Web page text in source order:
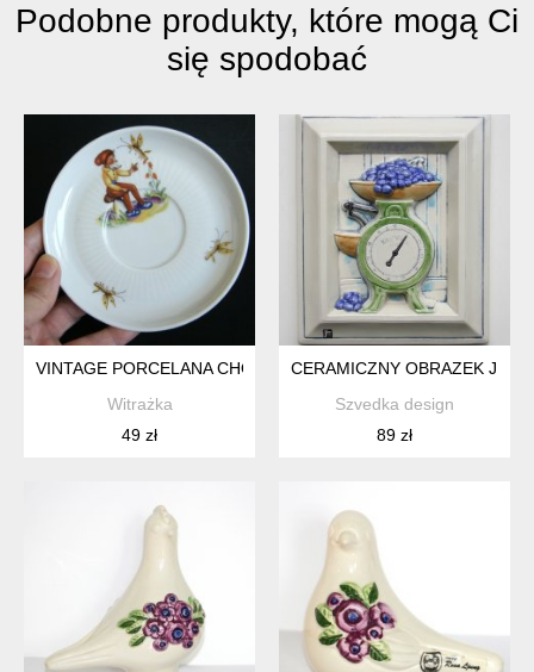
Podobne produkty, które mogą Ci
się spodobać
VINTAGE PORCELANA CHODZIEŻ SPODEK DLA DZIECI
Witrażka
49 zł
CERAMICZNY OBRAZEK JIE
Szvedka design
89 zł